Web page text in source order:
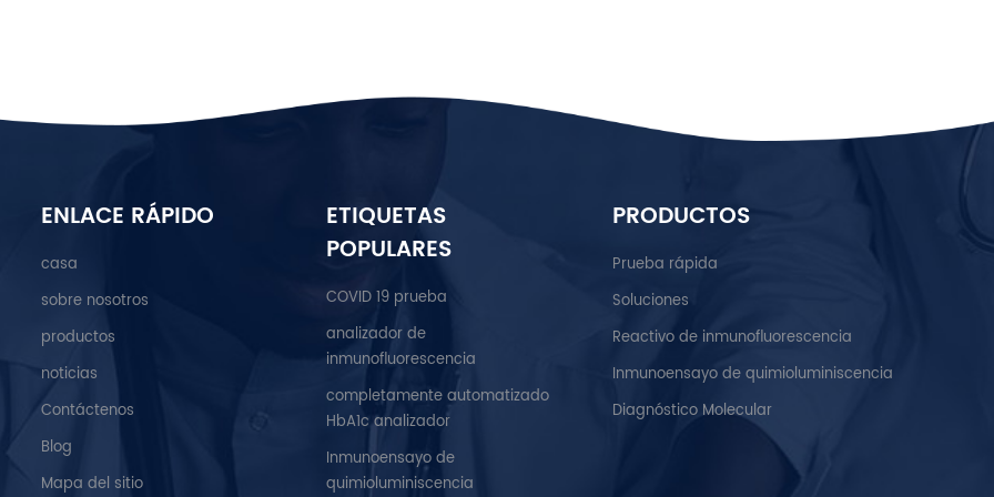
ENLACE RÁPIDO
casa
sobre nosotros
productos
noticias
Contáctenos
Blog
Mapa del sitio
ETIQUETAS
POPULARES
COVID 19 prueba
analizador de
inmunofluorescencia
completamente automatizado
HbA1c analizador
Inmunoensayo de
quimioluminiscencia
PRODUCTOS
Prueba rápida
Soluciones
Reactivo de inmunofluorescencia
Inmunoensayo de quimioluminiscencia
Diagnóstico Molecular